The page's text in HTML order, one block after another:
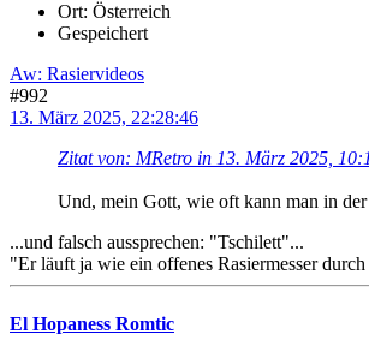
Ort: Österreich
Gespeichert
Aw: Rasiervideos
#992
13. März 2025, 22:28:46
Zitat von: MRetro in 13. März 2025,
Und, mein Gott, wie oft kann man in
...und falsch aussprechen: "Tschilett"...
"Er läuft ja wie ein offenes Rasiermesser
El Hopaness Romtic